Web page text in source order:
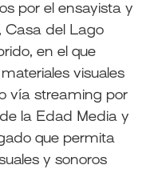
por el ensayista y
Casa del Lago
en el que
visuales
vía streaming por
la Edad Media y
que permita
y sonoros